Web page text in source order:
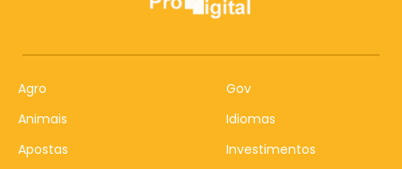
Agro
Animais
Apostas
Gov
Idiomas
Investimentos